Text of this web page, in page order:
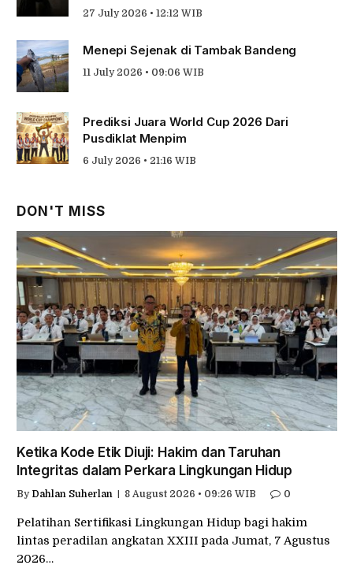
27 July 2026 • 12:12 WIB
Menepi Sejenak di Tambak Bandeng
11 July 2026 • 09:06 WIB
Prediksi Juara World Cup 2026 Dari
Pusdiklat Menpim
6 July 2026 • 21:16 WIB
DON'T MISS
Ketika Kode Etik Diuji: Hakim dan Taruhan
Integritas dalam Perkara Lingkungan Hidup
By Dahlan Suherlan 8 August 2026 • 09:26 WIB 0
Pelatihan Sertifikasi Lingkungan Hidup bagi hakim
lintas peradilan angkatan XXIII pada Jumat, 7 Agustus
2026…